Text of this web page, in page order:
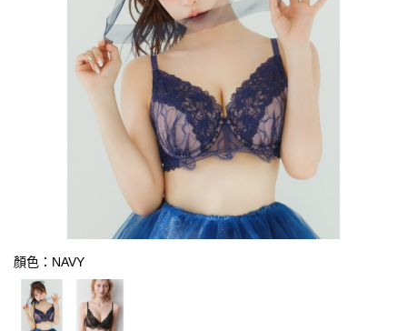
顏色：NAVY